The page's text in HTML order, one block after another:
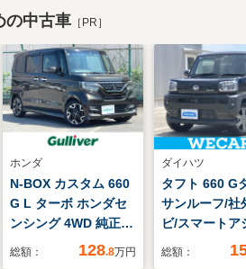
の中古車 ［PR］
ホンダ
N-BOX カスタム 660
G L ターボ ホンダセ
ンシング 4WD 純正8
インチナビ バックカ
総額： 128.8万円
ダイハツ
タフト 660 G
サンルーフ/社
ビ/スマートア
(トヨタ・ダ
総額：